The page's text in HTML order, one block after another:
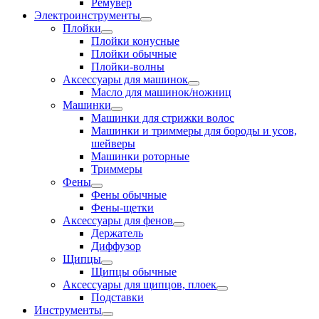
Ремувер
Электроинструменты
Плойки
Плойки конусные
Плойки обычные
Плойки-волны
Аксессуары для машинок
Масло для машинок/ножниц
Машинки
Машинки для стрижки волос
Машинки и триммеры для бороды и усов,
шейверы
Машинки роторные
Триммеры
Фены
Фены обычные
Фены-щетки
Аксессуары для фенов
Держатель
Диффузор
Щипцы
Щипцы обычные
Аксессуары для щипцов, плоек
Подставки
Инструменты